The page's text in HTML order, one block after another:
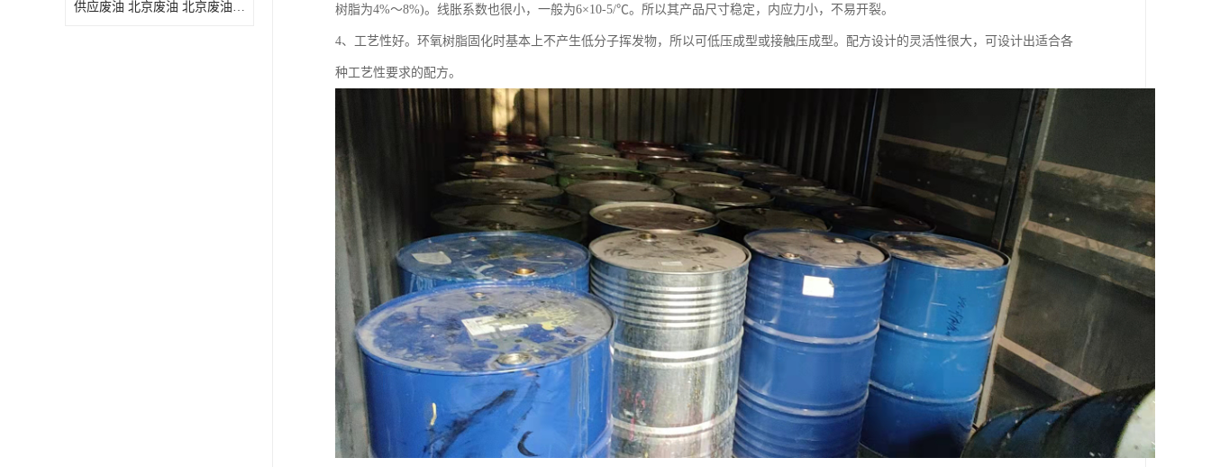
供应废油 北京废油 北京废油回收 废油收购 树脂为4%～8%)。线胀系数也很小，一般为6×10-5/℃。所以其产品尺寸稳定，内应力小，不易开裂。
4、工艺性好。环氧树脂固化时基本上不产生低分子挥发物，所以可低压成型或接触压成型。配方设计的灵活性很大，可设计出适合各
种工艺性要求的配方。